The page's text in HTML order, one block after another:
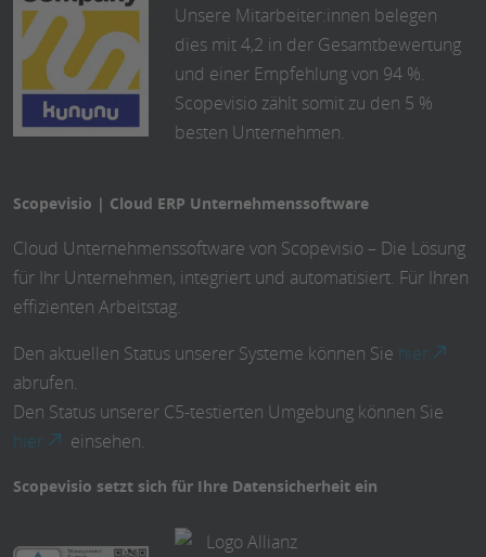
Unsere Mitarbeiter:innen belegen
dies mit 4,2 in der Gesamtbewertung
und einer Empfehlung von 94 %.
Scopevisio zählt somit zu den 5 %
besten Unternehmen.
Scopevisio | Cloud ERP Unternehmenssoftware
Cloud Unternehmenssoftware von Scopevisio – Die Lösung
für Ihr Unternehmen, integriert und automatisiert. Für Ihren
effizienten Arbeitstag.
Den aktuellen Status unserer Systeme können Sie hier
abrufen.
Den Status unserer C5-testierten Umgebung können Sie
hier
einsehen.
Scopevisio setzt sich für Ihre Datensicherheit ein